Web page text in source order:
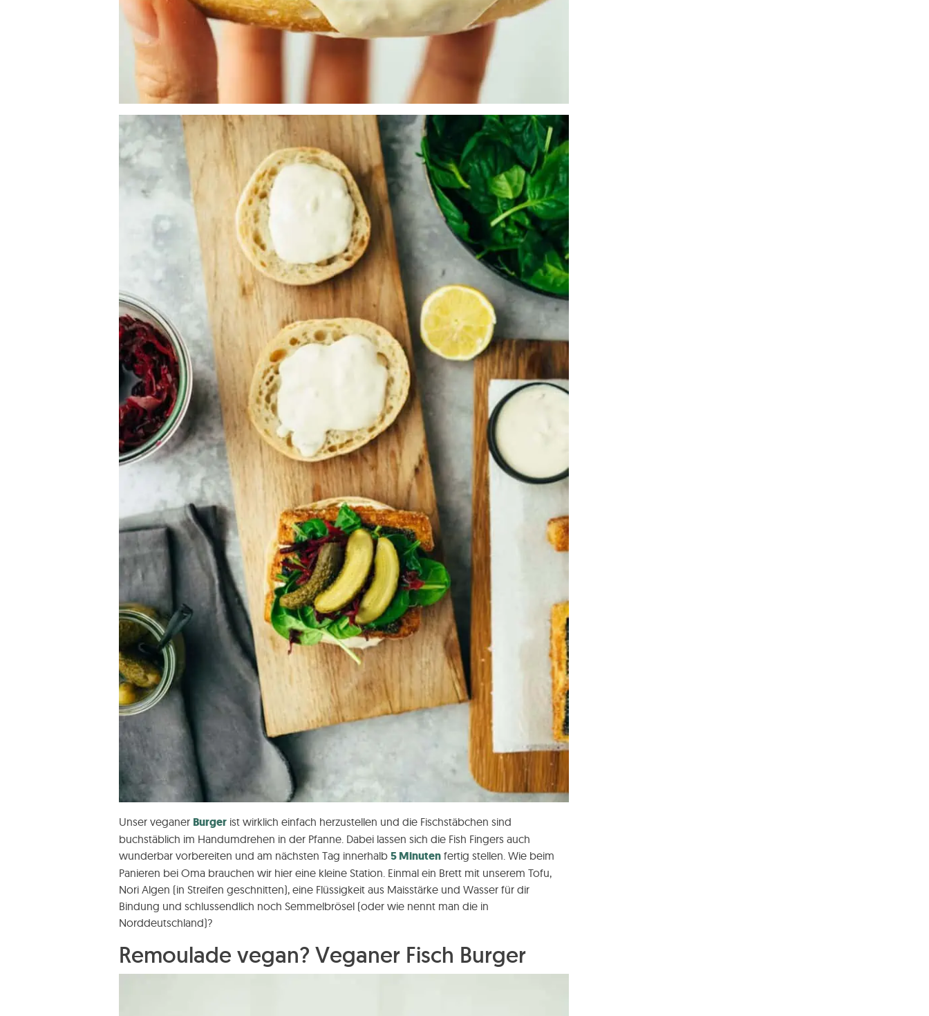
Unser veganer Burger ist wirklich einfach herzustellen und die Fischstäbchen sind
buchstäblich im Handumdrehen in der Pfanne. Dabei lassen sich die Fish Fingers auch
wunderbar vorbereiten und am nächsten Tag innerhalb 5 Minuten fertig stellen. Wie beim
Panieren bei Oma brauchen wir hier eine kleine Station. Einmal ein Brett mit unserem Tofu,
Nori Algen (in Streifen geschnitten), eine Flüssigkeit aus Maisstärke und Wasser für dir
Bindung und schlussendlich noch Semmelbrösel (oder wie nennt man die in
Norddeutschland)?
Remoulade vegan? Veganer Fisch Burger